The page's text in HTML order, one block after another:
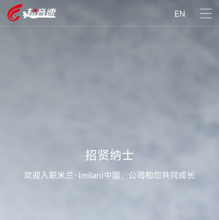
EN
招贤纳士
欢迎入职米兰·(milan)中国，公司和您共同成长